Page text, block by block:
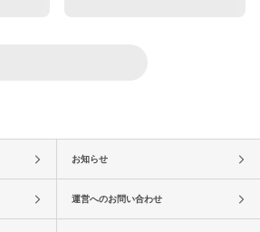
お知らせ
運営へのお問い合わせ